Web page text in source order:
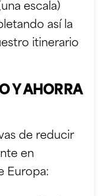
escala)
así la
itinerario
Y AHORRA
de reducir
en
Europa: